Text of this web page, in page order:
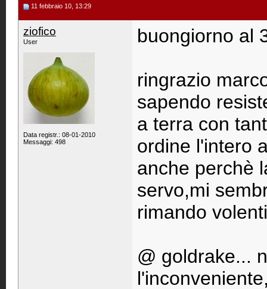
11 febbraio 10, 13:29
ziofico
User
Data registr.: 08-01-2010
Messaggi: 498
buongiorno al
ringrazio
sapendo
a terra con
ordine l'intero
anche perchè
servo,mi
rimando
@ goldrake...